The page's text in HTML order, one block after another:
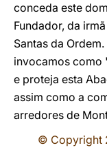
conceda este
Fundador, da
Santas da
invocamos como
e proteja esta
assim como a
arredores de
© Copyright